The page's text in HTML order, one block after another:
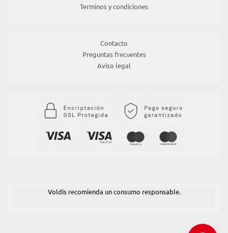
Terminos y condiciones
Contacto
Preguntas frecuentes
Aviso legal
Voldis recomienda un consumo responsable.